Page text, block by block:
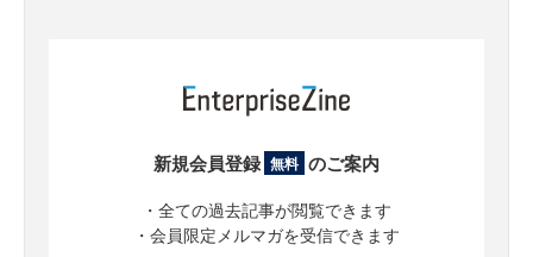
新規会員登録 無料 のご案内
・全ての過去記事が閲覧できます
・会員限定メルマガを受信できます